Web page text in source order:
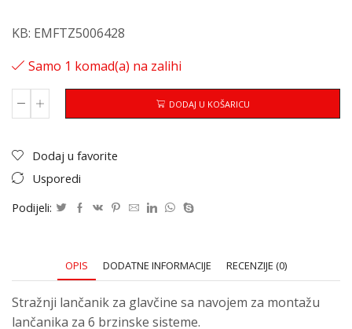
KB: EMFTZ5006428
Samo 1 komad(a) na zalihi
DODAJ U KOŠARICU
Dodaj u favorite
Usporedi
Podijeli:
OPIS DODATNE INFORMACIJE RECENZIJE (0)
Stražnji lančanik za glavčine sa navojem za montažu
lančanika za 6 brzinske sisteme.